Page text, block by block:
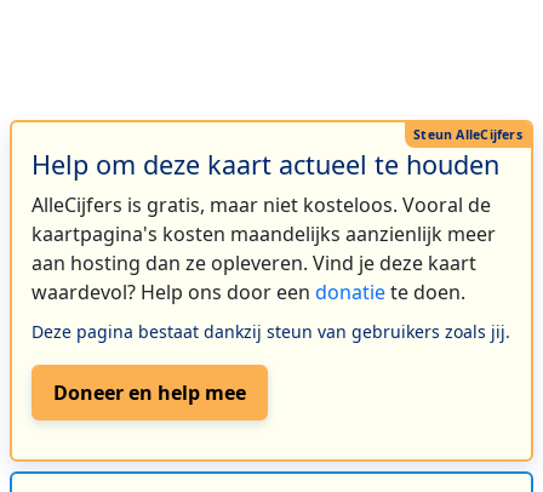
Help om deze kaart actueel te houden
AlleCijfers is gratis, maar niet kosteloos. Vooral de
kaartpagina's kosten maandelijks aanzienlijk meer
aan hosting dan ze opleveren. Vind je deze kaart
waardevol? Help ons door een donatiete doen.
Deze pagina bestaat dankzij steun van gebruikers zoals jij.
Doneer en help mee